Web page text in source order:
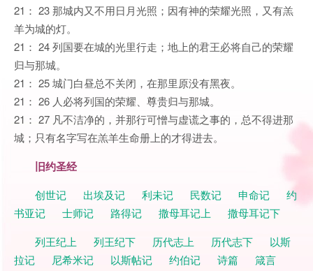
21： 23 那城内又不用日月光照；因有神的荣耀光照，又有羔
羊为城的灯。
21： 24 列国要在城的光里行走；地上的君王必将自己的荣耀
归与那城。
21： 25 城门白昼总不关闭，在那里原没有黑夜。
21： 26 人必将列国的荣耀、尊贵归与那城。
21： 27 凡不洁净的，并那行可憎与虚谎之事的，总不得进那
城；只有名字写在羔羊生命册上的才得进去。
旧约圣经
创世记 出埃及记 利未记 民数记 申命记
约
书亚记
士师记 路得记 撒母耳记上
撒母耳记下
列王纪上
列王纪下 历代志上 历代志下
以斯
拉记
尼希米记 以斯帖记 约伯记 诗篇
箴言